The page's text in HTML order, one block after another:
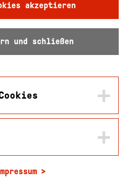
akzeptieren
und schließen